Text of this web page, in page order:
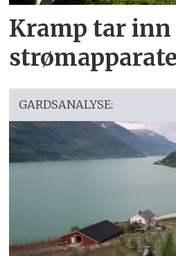
Kramp tar inn
GARDSANALYSE: